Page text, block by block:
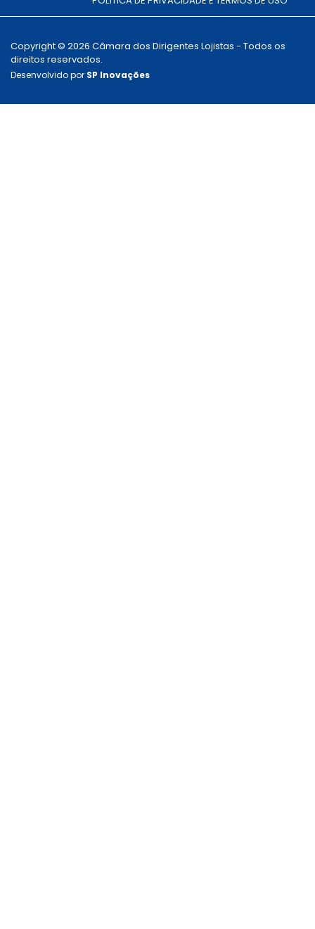
Copyright © 2026 Câmara dos Dirigentes Lojistas - Todos os
direitos reservados.
Desenvolvido por SP Inovações